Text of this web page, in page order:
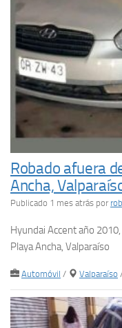
Robado afuera
Ancha,
Publicado 1 mes atrás por
Hyundai Accent año
Playa Ancha, Valparaíso
Automóvil / Valparaíso